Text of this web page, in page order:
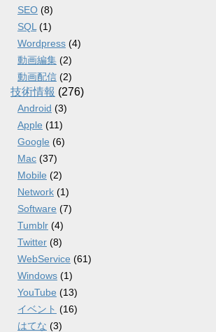
SEO (8)
SQL (1)
Wordpress (4)
動画編集 (2)
動画配信 (2)
技術情報 (276)
Android (3)
Apple (11)
Google (6)
Mac (37)
Mobile (2)
Network (1)
Software (7)
Tumblr (4)
Twitter (8)
WebService (61)
Windows (1)
YouTube (13)
イベント (16)
はてな (3)